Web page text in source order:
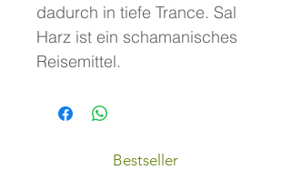
dadurch in tiefe Trance. Sal
Harz ist ein schamanisches
Reisemittel.
Bestseller